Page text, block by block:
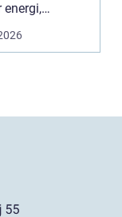
energi,
och